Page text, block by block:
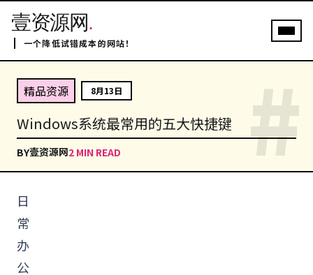
壹资源网.
一个降低试错成本的网站！
#
精品资源 8月13日
Windows系统最常用的五大快捷键
BY壹资源网2 MIN READ
日
常
办
公